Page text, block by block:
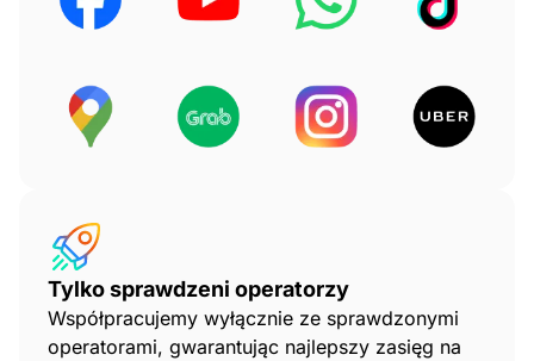
Tylko sprawdzeni operatorzy
Współpracujemy wyłącznie ze sprawdzonymi
operatorami, gwarantując najlepszy zasięg na